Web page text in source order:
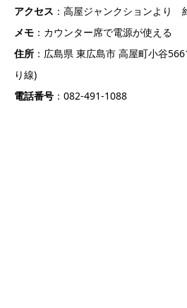
アクセス ：高屋ジャンクションより
メモ ：カウンター席で電源が使える
住所 ：広島県 東広島市 高屋町小谷
り線)
電話番号 ：082-491-1088